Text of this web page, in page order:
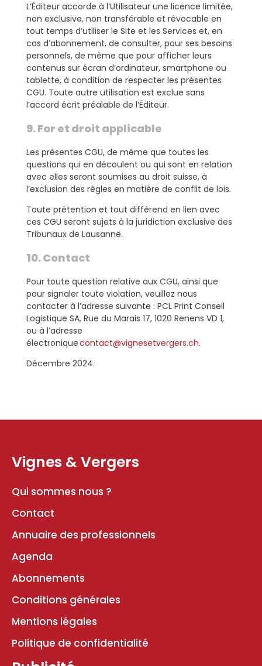
L’Éditeur accorde à l’Utilisateur une licence limitée,
non exclusive, non transférable et révocable en
tout temps d’utiliser le Site et les Services et, en
cas d’abonnement, de consulter, pour ses besoins
personnels, de même que pour afficher leurs
contenus sur écran d’ordinateur, smartphone ou
tablette, à condition de respecter les présentes
CGU. Toute autre utilisation est exclue sans
l’accord écrit préalable de l’Éditeur.
9. For et droit applicable
Les présentes CGU, de même que toutes les
questions qui en découlent ou qui sont en relation
avec elles seront soumises au droit suisse, à
l’exclusion des règles en matière de conflit de lois.
Toute prétention et tout différend en lien avec
ces CGU seront sujets à la juridiction exclusive des
Tribunaux de Lausanne.
10. Contact
Pour toute question relative aux CGU, ainsi que
pour signaler toute violation, veuillez nous
contacter à l’adresse suivante : PCL Print Conseil
Logistique SA, Rue du Marais 17, 1020 Renens VD 1,
ou à l’adresse
électroniquecontact@vignesetvergers.ch.
Décembre 2024.
Vignes & Vergers
Qui sommes nous ?
Contact
Annuaire des professionnels
Agenda
Abonnements
Conditions générales
Mentions légales
Politique de confidentialité